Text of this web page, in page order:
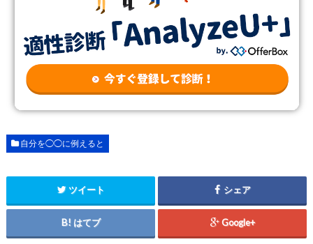
自分を◯◯に例えると
ツイート シェア
はてブ Google+